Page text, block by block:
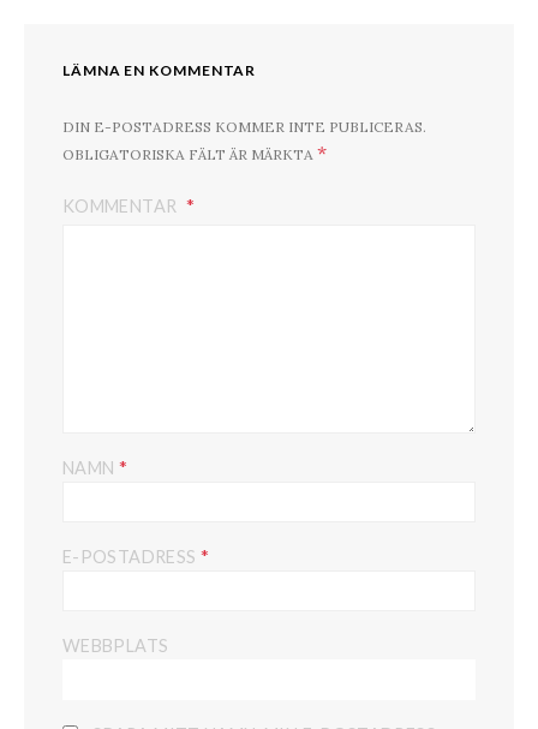
LÄMNA EN KOMMENTAR
DIN E-POSTADRESS KOMMER INTE PUBLICERAS.
OBLIGATORISKA FÄLT ÄR MÄRKTA *
KOMMENTAR
NAMN *
E-POSTADRESS *
WEBBPLATS